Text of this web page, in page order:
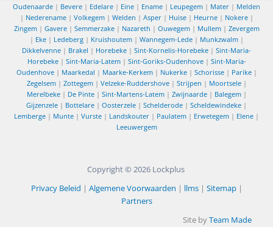
Oudenaarde | Bevere | Edelare | Eine | Ename | Leupegem | Mater | Melden
| Nederename| Volkegem| Welden | Asper| Huise| Heurne| Nokere|
Zingem| Gavere| Semmerzake| Nazareth | Ouwegem| Mullem| Zevergem
| Eke| Ledeberg| Kruishoutem| Wannegem-Lede| Munkzwalm|
Dikkelvenne | Brakel | Horebeke | Sint-Kornelis-Horebeke | Sint-Maria-
Horebeke| Sint-Maria-Latem| Sint-Goriks-Oudenhove| Sint-Maria-
Oudenhove| Maarkedal | Maarke-Kerkem| Nukerke| Schorisse| Parike|
Zegelsem| Zottegem| Velzeke-Ruddershove| Strijpen | Moortsele|
Merelbeke| De Pinte| Sint-Martens-Latem| Zwijnaarde| Balegem|
Gijzenzele | Bottelare | Oosterzele | Schelderode | Scheldewindeke |
Lemberge | Munte | Vurste | Landskouter | Paulatem | Erwetegem | Elene |
Leeuwergem
Copyright © 2026 Lockplus
Privacy Beleid | Algemene Voorwaarden | llms| Sitemap|
Partners
Site byTeam Made